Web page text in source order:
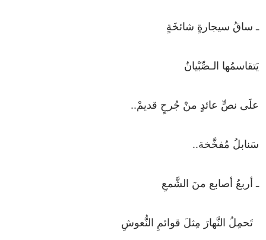
ـ ساقُ سيجارةٍ شائخَةٍ
يَتقاسمُها الـصِّبْيانُ
علَى نصٍّ عائدٍ منْ جُرحٍ قديمْ..
سَنابلُ مُفخَّخة..
ـ أربعُ أصابع منَ الشَّمعِ
تَحمِلُ النَّهارَ مِثلَ قوائمِ النُّعوشِ